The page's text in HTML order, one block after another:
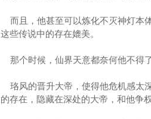
而且，他甚至可以炼化不灭神灯本
这些传说中的存在媲美。
那个时候，仙界天意都奈何他不得了
珞风的晋升大帝，使得他危机感太
的存在，隐藏在深处的大帝，和他争